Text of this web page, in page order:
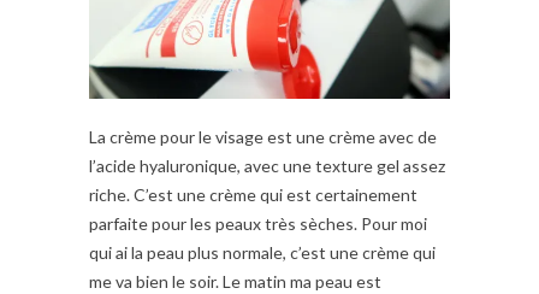
La crème pour le visage est une crème avec de
l’acide hyaluronique, avec une texture gel assez
riche. C’est une crème qui est certainement
parfaite pour les peaux très sèches. Pour moi
qui ai la peau plus normale, c’est une crème qui
me va bien le soir. Le matin ma peau est